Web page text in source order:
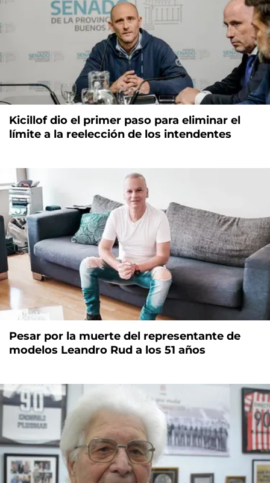
Kicillof dio el primer paso para eliminar el
límite a la reelección de los intendentes
Pesar por la muerte del representante de
modelos Leandro Rud a los 51 años